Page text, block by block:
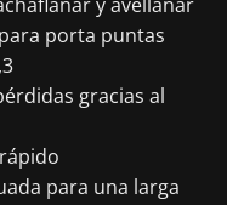
porta puntas
gracias al
para una larga